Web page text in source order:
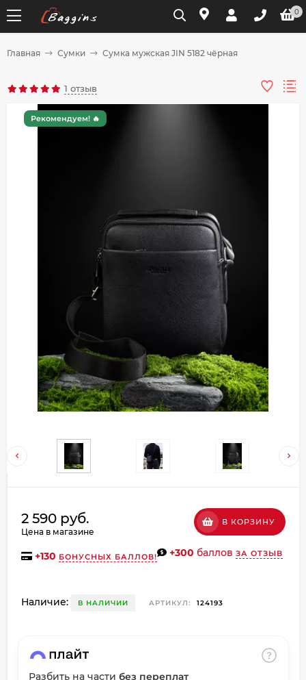
0
Главная Сумки Сумка мужская JIN 5182 чёрная
1 отзыв
Рекомендуем! 🔥
2 590 руб.
Цена в магазине
В КОРЗИНУ
+130 БОНУСНЫХ БАЛЛОВ! +300 баллов ЗА ОТЗЫВ
Наличие: В НАЛИЧИИ АРТИКУЛ: 124193
Разбить на части без переплат
Разбейте
оплатуна части
График платежей
Добавляйте товары
в корзину
Оплачивайте сегодня только
25% картой любого банка
Получайте товар
выбранный способом
Оставшиеся
списываться
с вашей карты
каждые 2 недели
Подробнее